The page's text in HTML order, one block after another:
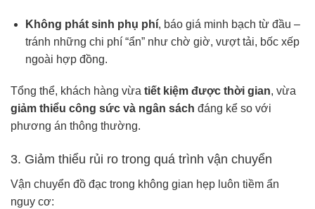
Không phát sinh phụ phí, báo giá minh bạch từ đầu –
tránh những chi phí “ẩn” như chờ giờ, vượt tải, bốc xếp
ngoài hợp đồng.
Tổng thể, khách hàng vừa tiết kiệm được thời gian, vừa
giảm thiểu công sức và ngân sách đáng kể so với
phương án thông thường.
3. Giảm thiểu rủi ro trong quá trình vận chuyển
Vận chuyển đồ đạc trong không gian hẹp luôn tiềm ẩn
nguy cơ: